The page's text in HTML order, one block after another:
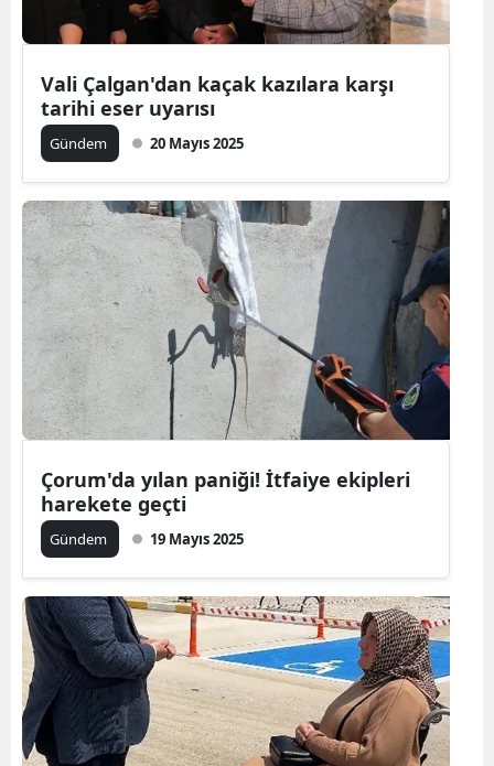
Vali Çalgan'dan kaçak kazılara karşı
tarihi eser uyarısı
Gündem 20 Mayıs 2025
Çorum'da yılan paniği! İtfaiye ekipleri
harekete geçti
Gündem 19 Mayıs 2025